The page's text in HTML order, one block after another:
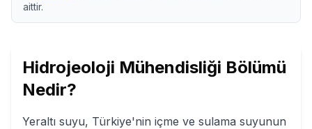
aittir.
Hidrojeoloji Mühendisliği Bölümü
Nedir?
Yeraltı suyu, Türkiye'nin içme ve sulama suyunun